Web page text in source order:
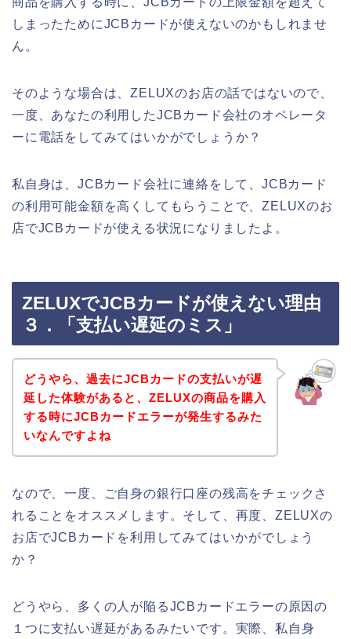
しまったためにJCBカードが使えないのかもしれませ
ん。
そのような場合は、ZELUXのお店の話ではないので、
一度、あなたの利用したJCBカード会社のオペレータ
ーに電話をしてみてはいかがでしょうか？
私自身は、JCBカード会社に連絡をして、JCBカード
の利用可能金額を高くしてもらうことで、ZELUXのお
店でJCBカードが使える状況になりましたよ。
ZELUXでJCBカードが使えない理由
３．「支払い遅延のミス」
どうやら、過去にJCBカードの支払いが遅
延した体験があると、ZELUXの商品を購入
する時にJCBカードエラーが発生するみた
いなんですよね
なので、一度、ご自身の銀行口座の残高をチェックさ
れることをオススメします。そして、再度、ZELUXの
お店でJCBカードを利用してみてはいかがでしょう
か？
どうやら、多くの人が陥るJCBカードエラーの原因の
１つに支払い遅延があるみたいです。実際、私自身